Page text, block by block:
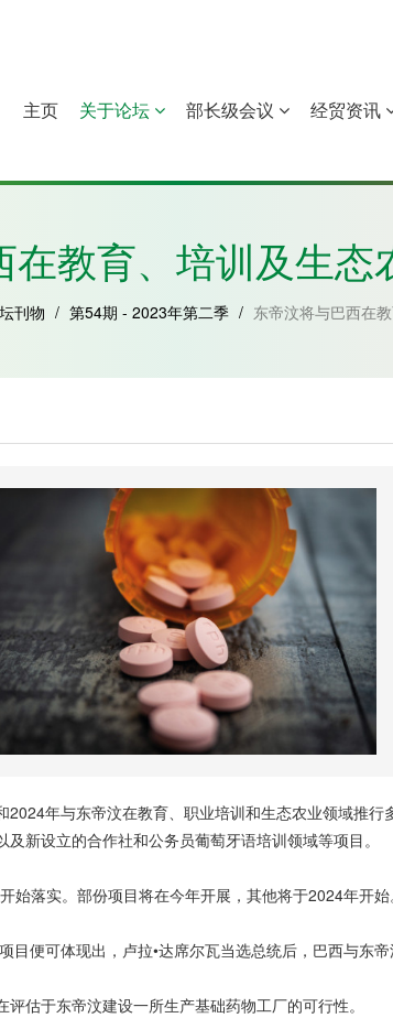
几內亚比绍 赤道几內亚 莫桑比克
主页 关于论坛 部长级会议 经贸资讯
在教育、培训及生态
刊物 / 第54期 - 2023年第二季 / 东帝汶将与巴西在
年与东帝汶在教育、职业培训和生态农业领域推
新设立的合作社和公务员葡萄牙语培训领域等项目。
落实。部份项目将在今年开展，其他将于2024年开始
便可体现出，卢拉•达席尔瓦当选总统后，巴西与东帝
估于东帝汶建设一所生产基础药物工厂的可行性。